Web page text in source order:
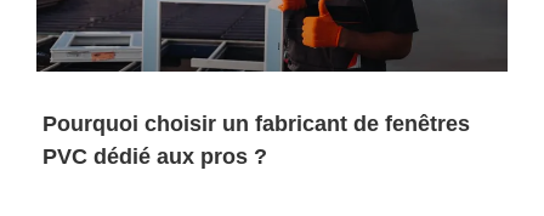
Pourquoi choisir un fabricant de fenêtres
PVC dédié aux pros ?